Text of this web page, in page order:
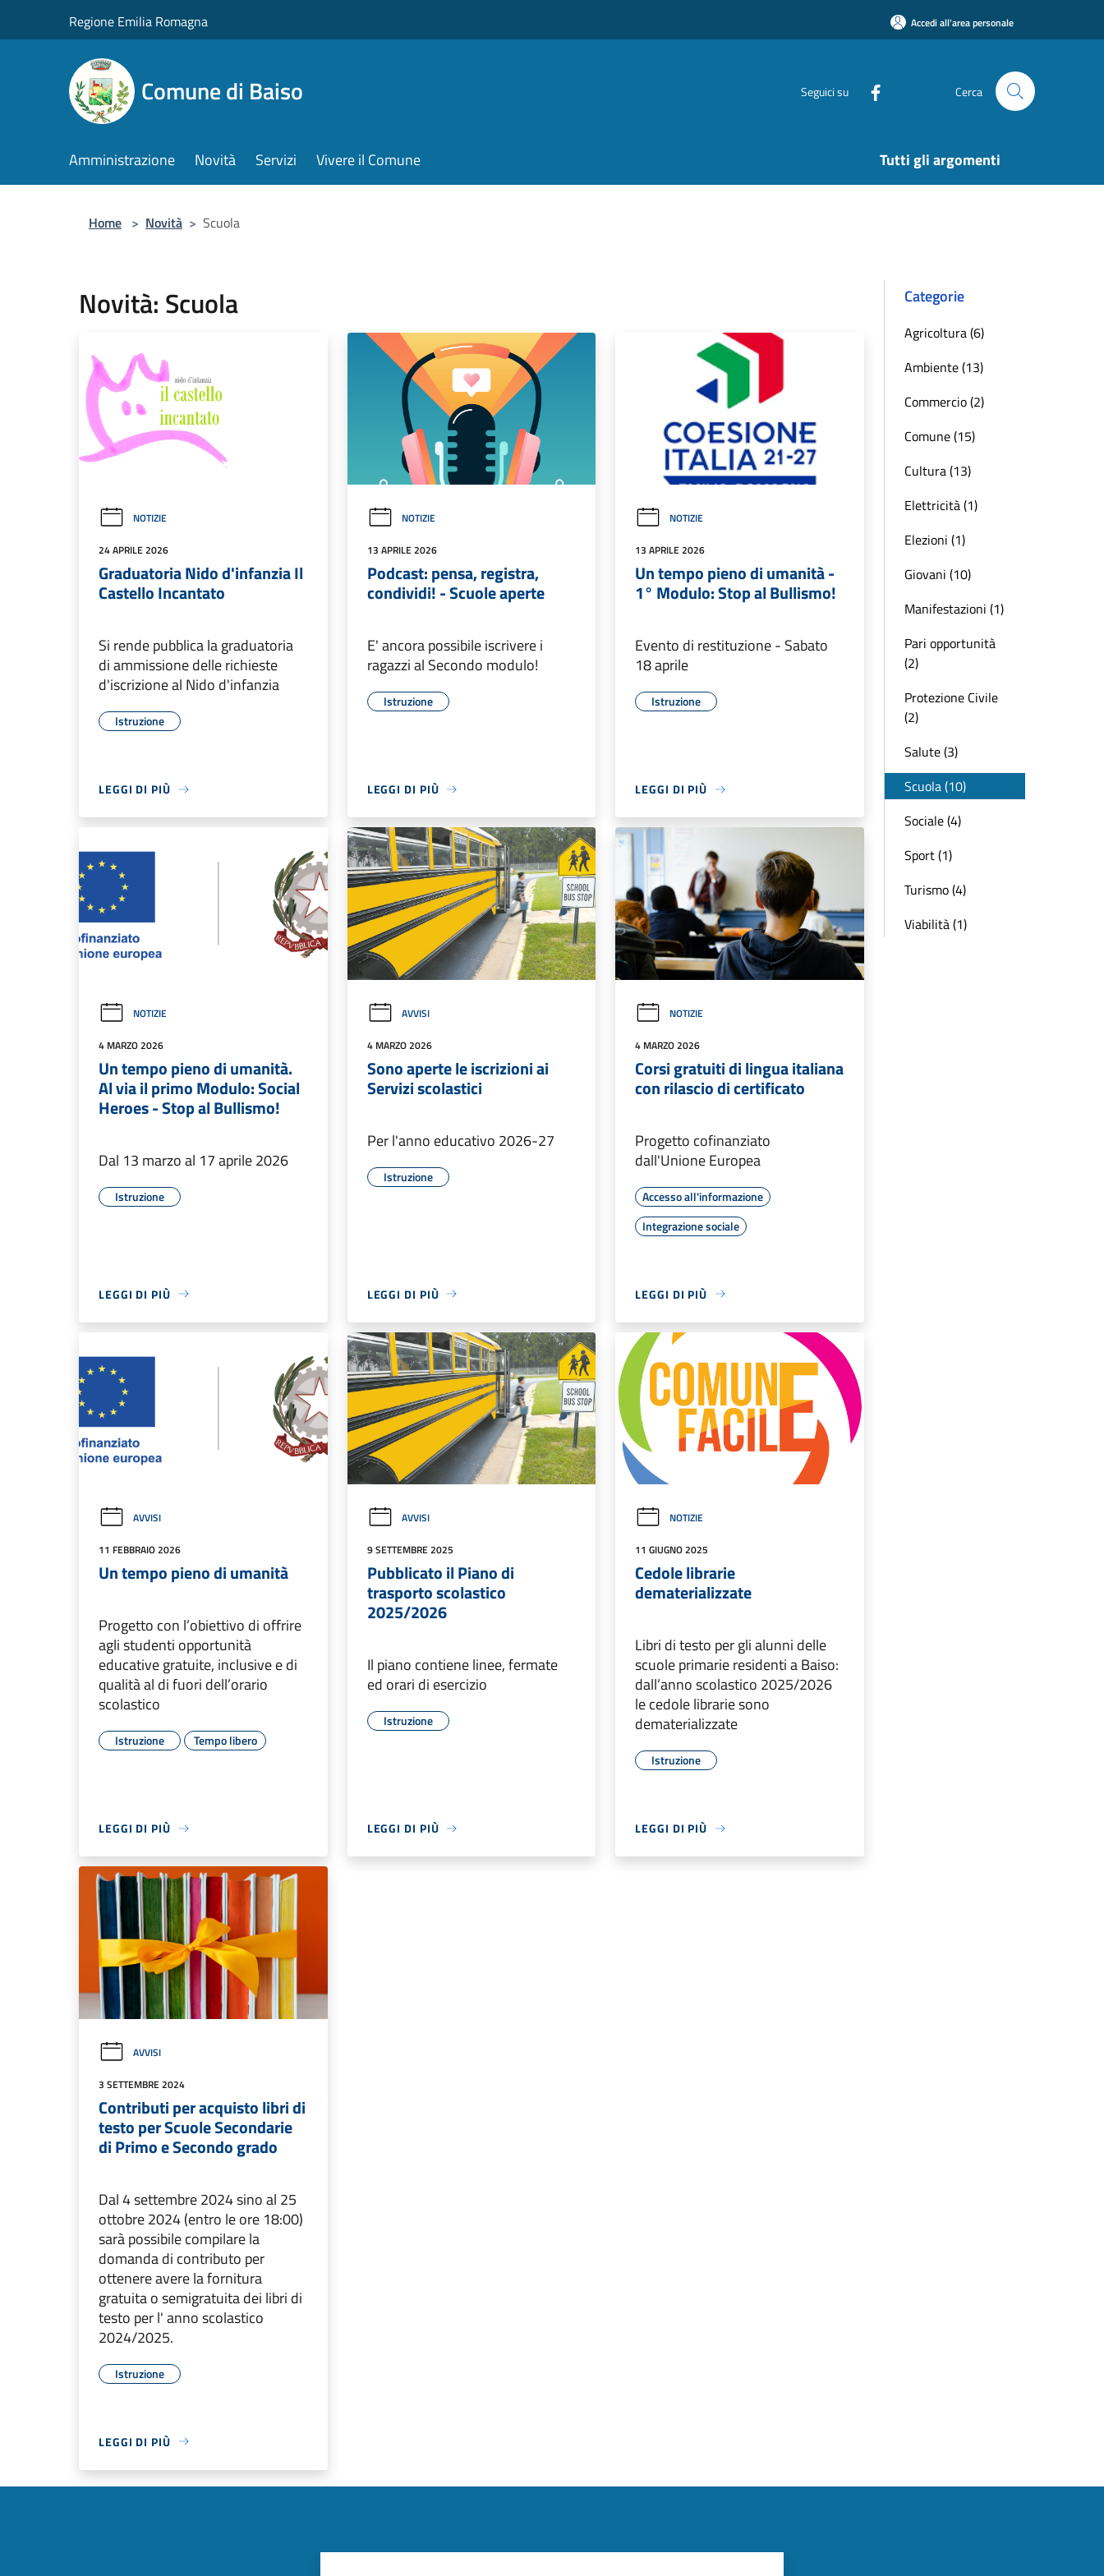
Regione Emilia Romagna Accedi all'area personale
Comune di Baiso Seguici su Cerca
Amministrazione Novità Servizi Vivere il Comune Tutti gli argomenti
Home > Novità > Scuola
Novità: Scuola
NOTIZIE
24 APRILE 2026
Graduatoria Nido d'infanzia Il
Castello Incantato
Si rende pubblica la graduatoria
di ammissione delle richieste
d'iscrizione al Nido d'infanzia
Istruzione
LEGGI DI PIÙ
NOTIZIE
13 APRILE 2026
Podcast: pensa, registra,
condividi! - Scuole aperte
E' ancora possibile iscrivere i
ragazzi al Secondo modulo!
Istruzione
LEGGI DI PIÙ
NOTIZIE
13 APRILE 2026
Un tempo pieno di umanità -
1° Modulo: Stop al Bullismo!
Evento di restituzione - Sabato
18 aprile
Istruzione
LEGGI DI PIÙ
NOTIZIE
4 MARZO 2026
Un tempo pieno di umanità.
Al via il primo Modulo: Social
Heroes - Stop al Bullismo!
Dal 13 marzo al 17 aprile 2026
Istruzione
LEGGI DI PIÙ
AVVISI
4 MARZO 2026
Sono aperte le iscrizioni ai
Servizi scolastici
Per l'anno educativo 2026-27
Istruzione
LEGGI DI PIÙ
NOTIZIE
4 MARZO 2026
Corsi gratuiti di lingua italiana
con rilascio di certificato
Progetto cofinanziato
dall'Unione Europea
Accesso all'informazione
Integrazione sociale
LEGGI DI PIÙ
AVVISI
11 FEBBRAIO 2026
Un tempo pieno di umanità
Progetto con l’obiettivo di offrire
agli studenti opportunità
educative gratuite, inclusive e di
qualità al di fuori dell’orario
scolastico
Istruzione Tempo libero
LEGGI DI PIÙ
AVVISI
9 SETTEMBRE 2025
Pubblicato il Piano di
trasporto scolastico
2025/2026
Il piano contiene linee, fermate
ed orari di esercizio
Istruzione
LEGGI DI PIÙ
NOTIZIE
11 GIUGNO 2025
Cedole librarie
dematerializzate
Libri di testo per gli alunni delle
scuole primarie residenti a Baiso:
dall’anno scolastico 2025/2026
le cedole librarie sono
dematerializzate
Istruzione
LEGGI DI PIÙ
AVVISI
3 SETTEMBRE 2024
Contributi per acquisto libri di
testo per Scuole Secondarie
di Primo e Secondo grado
Dal 4 settembre 2024 sino al 25
ottobre 2024 (entro le ore 18:00)
sarà possibile compilare la
domanda di contributo per
ottenere avere la fornitura
gratuita o semigratuita dei libri di
testo per l' anno scolastico
2024/2025.
Istruzione
LEGGI DI PIÙ
Categorie
Agricoltura (6)
Ambiente (13)
Commercio (2)
Comune (15)
Cultura (13)
Elettricità (1)
Elezioni (1)
Giovani (10)
Manifestazioni (1)
Pari opportunità
(2)
Protezione Civile
(2)
Salute (3)
Scuola (10)
Sociale (4)
Sport (1)
Turismo (4)
Viabilità (1)